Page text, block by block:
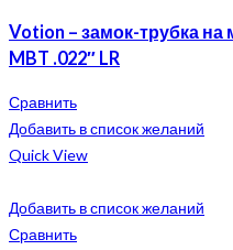
Votion – замок-трубка
MBT .022″ LR
Сравнить
Добавить в список желаний
Quick View
Добавить в список желаний
Сравнить